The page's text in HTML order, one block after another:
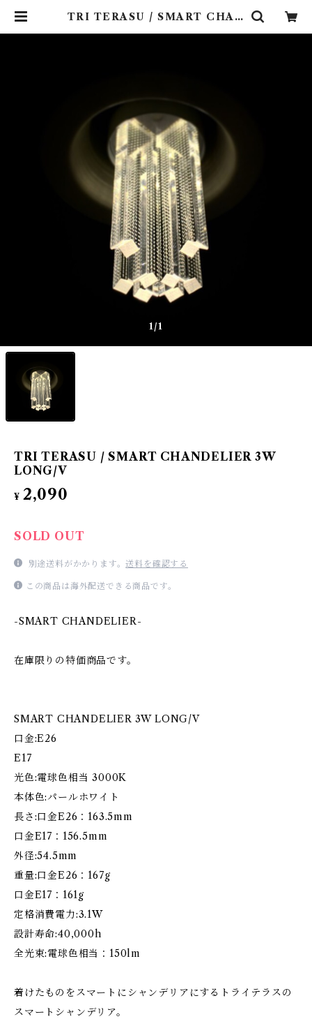
TRI TERASU / SMART CHAN
1/1
TRI TERASU / SMART CHANDELIER 3W
LONG/V
¥ 2,090
SOLD OUT
別途送料がかかります。送料を確認する
この商品は海外配送できる商品です。
-SMART CHANDELIER-
在庫限りの特価商品です。
SMART CHANDELIER 3W LONG/V
口金:E26
E17
光色:電球色相当 3000K
本体色:パールホワイト
長さ:口金E26：163.5mm
口金E17：156.5mm
外径:54.5mm
重量:口金E26：167g
口金E17：161g
定格消費電力:3.1W
設計寿命:40,000h
全光束:電球色相当：150lm
着けたものをスマートにシャンデリアにするトライテラスの
スマートシャンデリア。